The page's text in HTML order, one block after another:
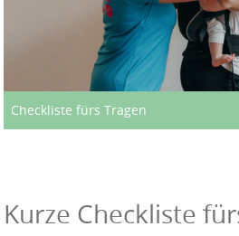
Checkliste fürs Tragen
Kurze Checkliste